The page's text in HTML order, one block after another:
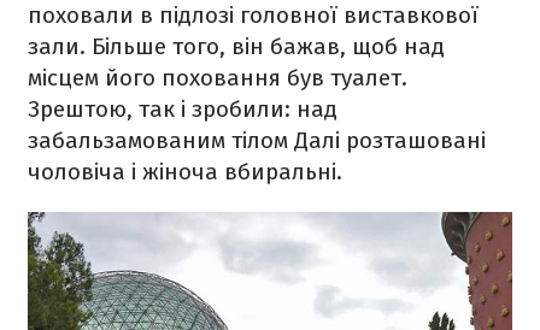
поховали в підлозі головної виставкової
зали. Більше того, він бажав, щоб над
місцем його поховання був туалет.
Зрештою, так і зробили: над
забальзамованим тілом Далі розташовані
чоловіча і жіноча вбиральні.